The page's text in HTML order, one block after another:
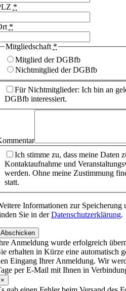
*
*
Mitgliedschaft *
Mitglied der DGBfb
Nichtmitglied der DGBfb
Für Nichtmitglieder: Ich bin an
DGBfb interessiert.
Ich stimme zu, dass meine Daten
Kontaktaufnahme und
werden. Ohne meine Zustimmung
statt.
Informationen zur Speicherung
Sie in derDatenschutzerklärung.
Abschicken
Anmeldung wurde erfolgreich
erhalten in Kürze eine automatisch
Eingang Ihrer Anmeldung. Wir
per E-Mail mit Ihnen in
×